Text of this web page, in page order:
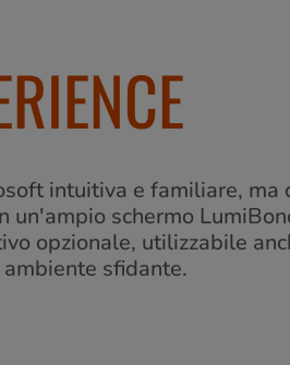
intuitiva e familiare, ma
schermo
opzionale, utilizzabile
sfidante.